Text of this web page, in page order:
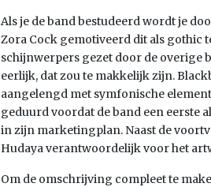
Als je de band bestudeerd wordt je
Zora Cock gemotiveerd dit als gothic
schijnwerpers gezet door de overige
eerlijk, dat zou te makkelijk zijn.
aangelengd met symfonische
geduurd voordat de band een eerste
in zijn marketingplan. Naast de
Hudaya verantwoordelijk voor het
Om de omschrijving compleet te